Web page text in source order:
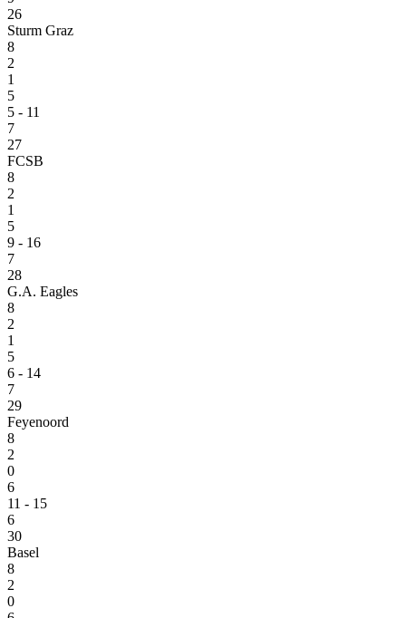
26
Sturm Graz
8
2
1
5
5 - 11
7
27
FCSB
8
2
1
5
9 - 16
7
28
G.A. Eagles
8
2
1
5
6 - 14
7
29
Feyenoord
8
2
0
6
11 - 15
6
30
Basel
8
2
0